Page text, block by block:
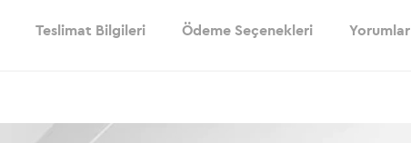
Teslimat Bilgileri Ödeme Seçenekleri Yorumlar